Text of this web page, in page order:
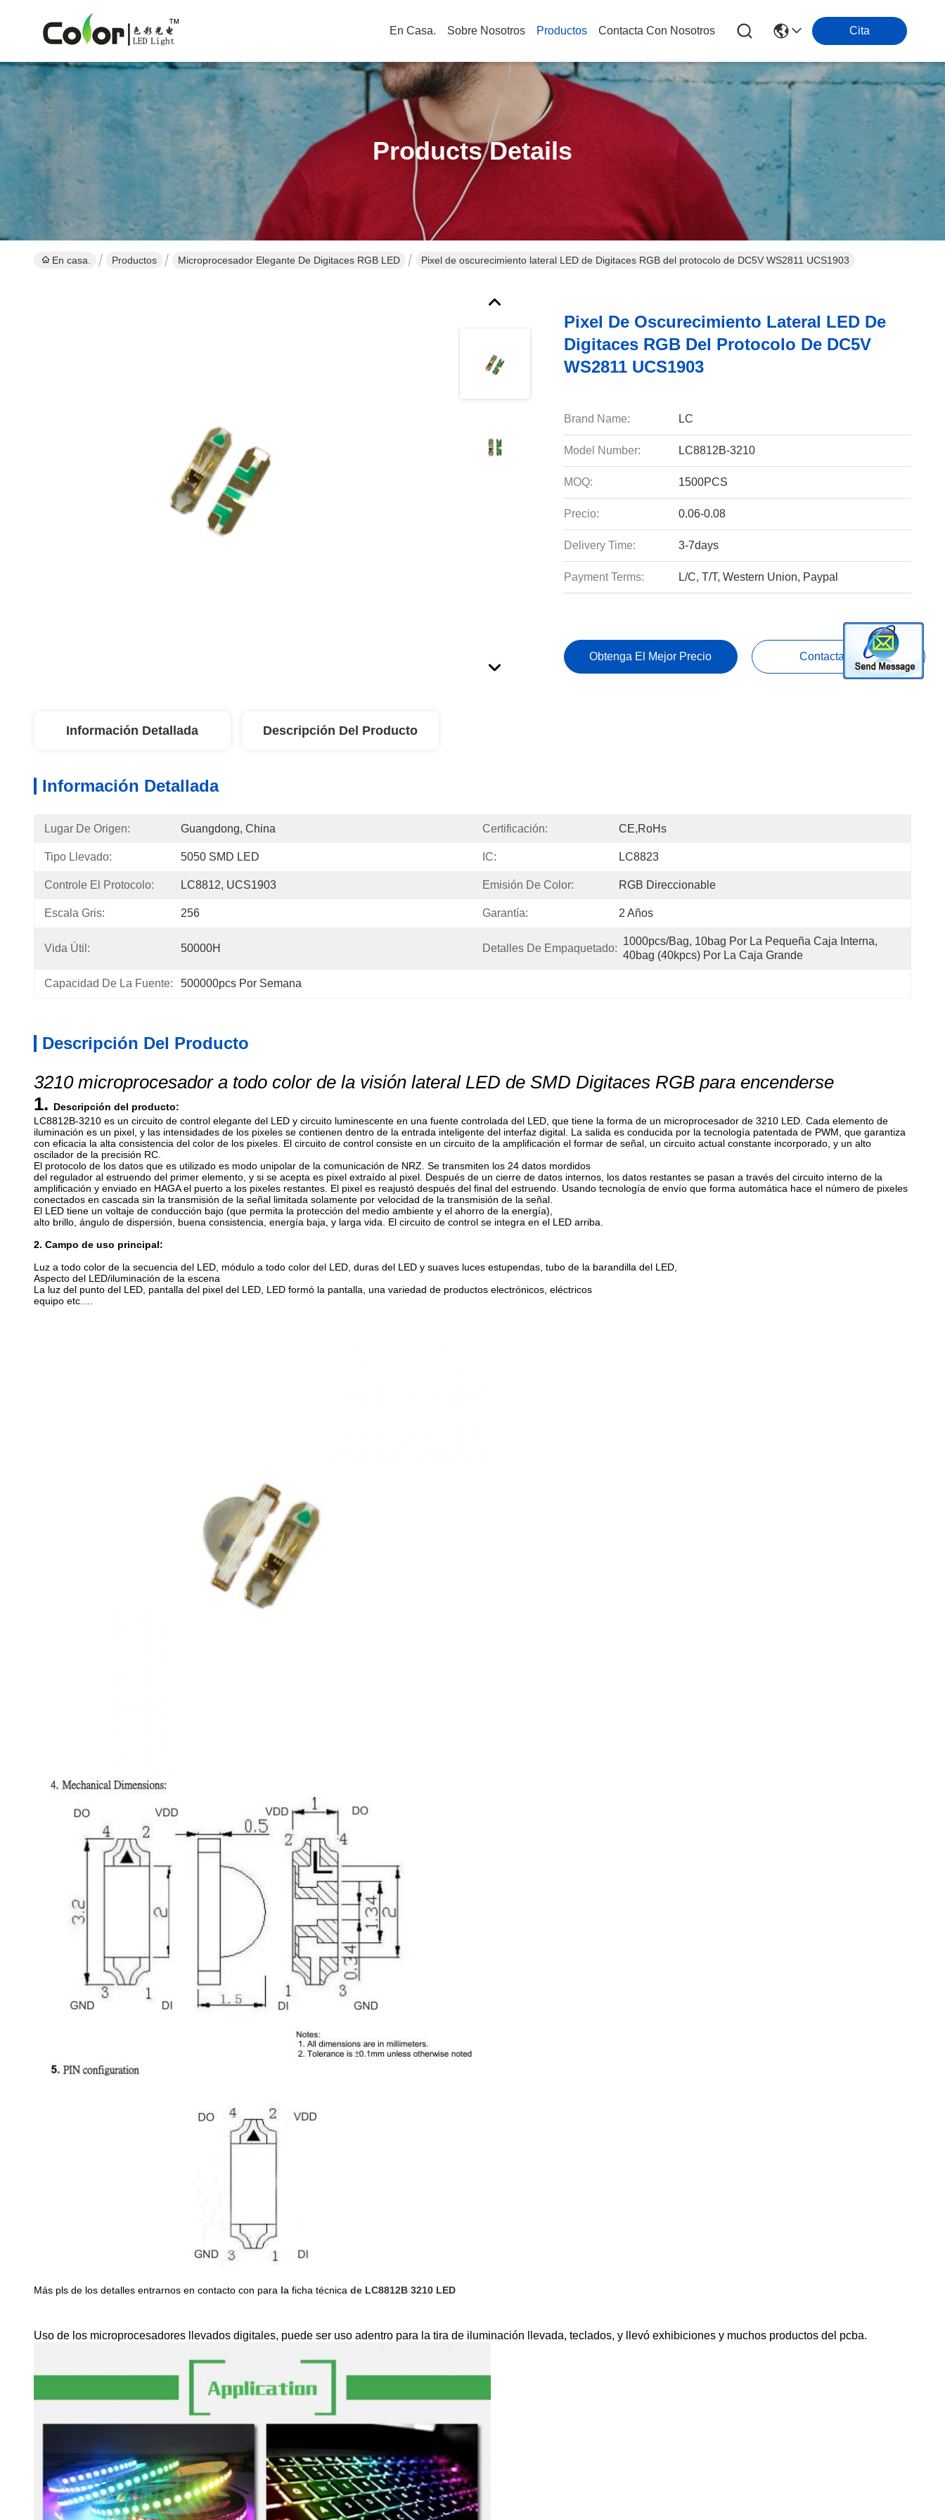
En Casa. Sobre Nosotros Productos Contacta Con Nosotros Cita
Products Details
En casa. Productos Microprocesador Elegante De Digitaces RGB LED Pixel de oscurecimiento lateral LED de Digitaces RGB del protocolo de DC5V WS2811 UCS1903
Pixel De Oscurecimiento Lateral LED De
Digitaces RGB Del Protocolo De DC5V
WS2811 UCS1903
Brand Name: LC
Model Number: LC8812B-3210
MOQ: 1500PCS
Precio: 0.06-0.08
Delivery Time: 3-7days
Payment Terms: L/C, T/T, Western Union, Paypal
Obtenga El Mejor Precio Contacta Ahora
Información Detallada Descripción Del Producto
Información Detallada
Lugar De Origen: Guangdong, China Certificación: CE,RoHs
Tipo Llevado: 5050 SMD LED IC: LC8823
Controle El Protocolo: LC8812, UCS1903 Emisión De Color: RGB Direccionable
Escala Gris: 256 Garantía: 2 Años
Vida Útil: 50000H Detalles De Empaquetado:
1000pcs/bag, 10bag Por La Pequeña Caja Interna,
40bag (40kpcs) Por La Caja Grande
Capacidad De La Fuente: 500000pcs Por Semana
Descripción Del Producto
3210 microprocesador a todo color de la visión lateral LED de SMD Digitaces RGB para encenderse
1. Descripción del producto:
LC8812B-3210 es un circuito de control elegante del LED y circuito luminescente en una fuente controlada del LED, que tiene la forma de un microprocesador de 3210 LED. Cada elemento de
iluminación es un pixel, y las intensidades de los pixeles se contienen dentro de la entrada inteligente del interfaz digital. La salida es conducida por la tecnología patentada de PWM, que garantiza
con eficacia la alta consistencia del color de los pixeles. El circuito de control consiste en un circuito de la amplificación el formar de señal, un circuito actual constante incorporado, y un alto
oscilador de la precisión RC.
El protocolo de los datos que es utilizado es modo unipolar de la comunicación de NRZ. Se transmiten los 24 datos mordidos
del regulador al estruendo del primer elemento, y si se acepta es pixel extraído al pixel. Después de un cierre de datos internos, los datos restantes se pasan a través del circuito interno de la
amplificación y enviado en HAGA el puerto a los pixeles restantes. El pixel es reajustó después del final del estruendo. Usando tecnología de envío que forma automática hace el número de pixeles
conectados en cascada sin la transmisión de la señal limitada solamente por velocidad de la transmisión de la señal.
El LED tiene un voltaje de conducción bajo (que permita la protección del medio ambiente y el ahorro de la energía),
alto brillo, ángulo de dispersión, buena consistencia, energía baja, y larga vida. El circuito de control se integra en el LED arriba.
2. Campo de uso principal:
Luz a todo color de la secuencia del LED, módulo a todo color del LED, duras del LED y suaves luces estupendas, tubo de la barandilla del LED,
Aspecto del LED/iluminación de la escena
La luz del punto del LED, pantalla del pixel del LED, LED formó la pantalla, una variedad de productos electrónicos, eléctricos
equipo etc….
Más pls de los detalles entrarnos en contacto con para la ficha técnica de LC8812B 3210 LED
Uso de los microprocesadores llevados digitales, puede ser uso adentro para la tira de iluminación llevada, teclados, y llevó exhibiciones y muchos productos del pcba.